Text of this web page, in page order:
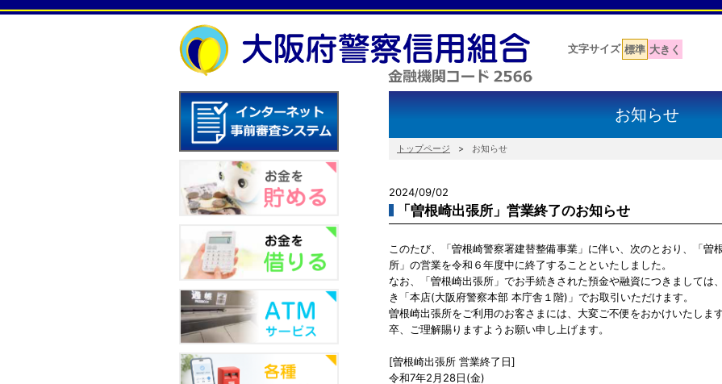
文字サイズ 標準 大きく
お知らせ
トップページ お知らせ
2024/09/02
「曽根崎出張所」営業終了のお知らせ
このたび、「曽根崎警察署建替整備事業」に伴い、次のとおり、「曽
所」の営業を令和６年度中に終了することといたしました。
なお、「曽根崎出張所」でお手続きされた預金や融資につきましては
き「本店(大阪府警察本部 本庁舎１階)」でお取引いただけます。
曽根崎出張所をご利用のお客さまには、大変ご不便をおかけいたしま
卒、ご理解賜りますようお願い申し上げます。
[曽根崎出張所 営業終了日]
令和7年2月28日(金)